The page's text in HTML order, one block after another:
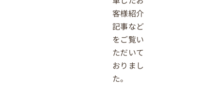
客様紹介
記事など
をご覧い
ただいて
おりまし
た。